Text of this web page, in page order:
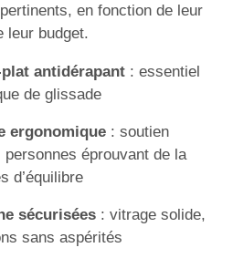
en fonction de leur
leur budget.
antidérapant: essentiel
de glissade
ergonomique: soutien
éprouvant de la
d’équilibre
sécurisées: vitrage solide,
sans aspérités